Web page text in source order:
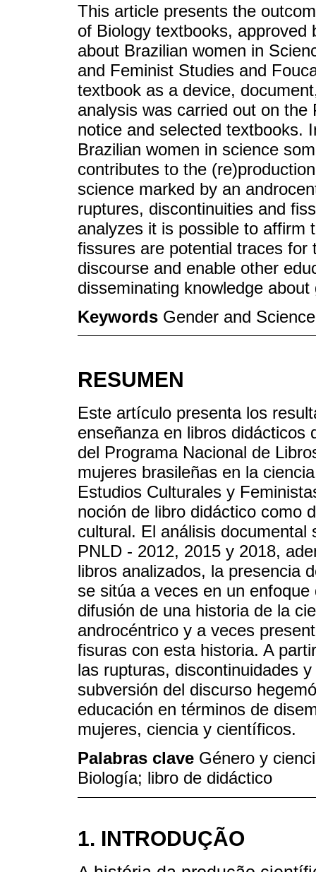
This article presents the
of Biology textbooks, approved
about Brazilian women in
and Feminist Studies and
textbook as a device,
analysis was carried out on
notice and selected textbooks.
Brazilian women in science
contributes to the
science marked by an
ruptures, discontinuities and
analyzes it is possible to affirm
fissures are potential traces
discourse and enable other
disseminating knowledge
Keywords Gender and
RESUMEN
Este artículo presenta los
enseñanza en libros didácticos
del Programa Nacional de
mujeres brasileñas en la
Estudios Culturales y
noción de libro didáctico como
cultural. El análisis
PNLD - 2012, 2015 y 2018,
libros analizados, la presencia
se sitúa a veces en un
difusión de una historia de la
androcéntrico y a veces
fisuras con esta historia. A
las rupturas, discontinuidades
subversión del discurso
educación en términos de
mujeres, ciencia y científicos.
Palabras clave Género y
Biología; libro de didáctico
1. INTRODUÇÃO